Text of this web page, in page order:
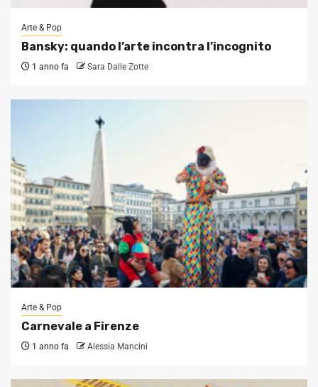
Arte & Pop
Bansky: quando l’arte incontra l’incognito
1 anno fa Sara Dalle Zotte
Arte & Pop
Carnevale a Firenze
1 anno fa Alessia Mancini